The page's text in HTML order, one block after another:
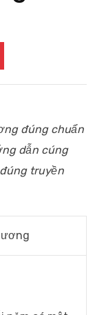
đúng chuẩn
dẫn cúng
truyền